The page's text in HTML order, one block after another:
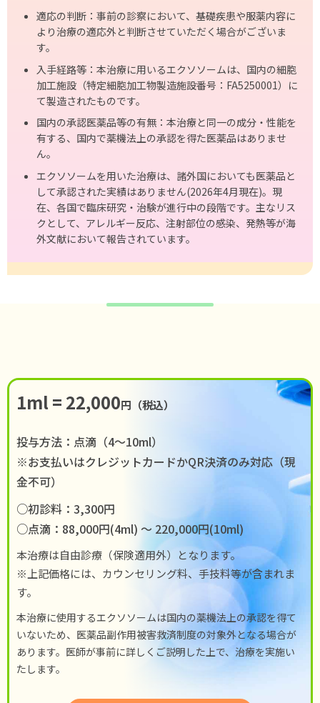
適応の判断：事前の診察において、基礎疾患や服薬内容に
より治療の適応外と判断させていただく場合がございま
す。
入手経路等：本治療に用いるエクソソームは、国内の細胞
加工施設（特定細胞加工物製造施設番号：FA5250001）に
て製造されたものです。
国内の承認医薬品等の有無：本治療と同一の成分・性能を
有する、国内で薬機法上の承認を得た医薬品はありませ
ん。
エクソソームを⽤いた治療は、諸外国においても医薬品と
して承認された実績はありません(2026年4⽉現在)。現
在、各国で臨床研究・治験が進⾏中の段階です。主なリス
クとして、アレルギー反応、注射部位の感染、発熱等が海
外⽂献において報告されています。
1ml = 22,000円（税込）
投与方法：点滴（4〜10ml）
※お支払いはクレジットカードかQR決済のみ対応（現
金不可）
○初診料：3,300円
○点滴：88,000円(4ml) 〜 220,000円(10ml)
本治療は自由診療（保険適用外）となります。
※上記価格には、カウンセリング料、手技料等が含まれま
す。
本治療に使用するエクソソームは国内の薬機法上の承認を得て
いないため、医薬品副作用被害救済制度の対象外となる場合が
あります。医師が事前に詳しくご説明した上で、治療を実施い
たします。